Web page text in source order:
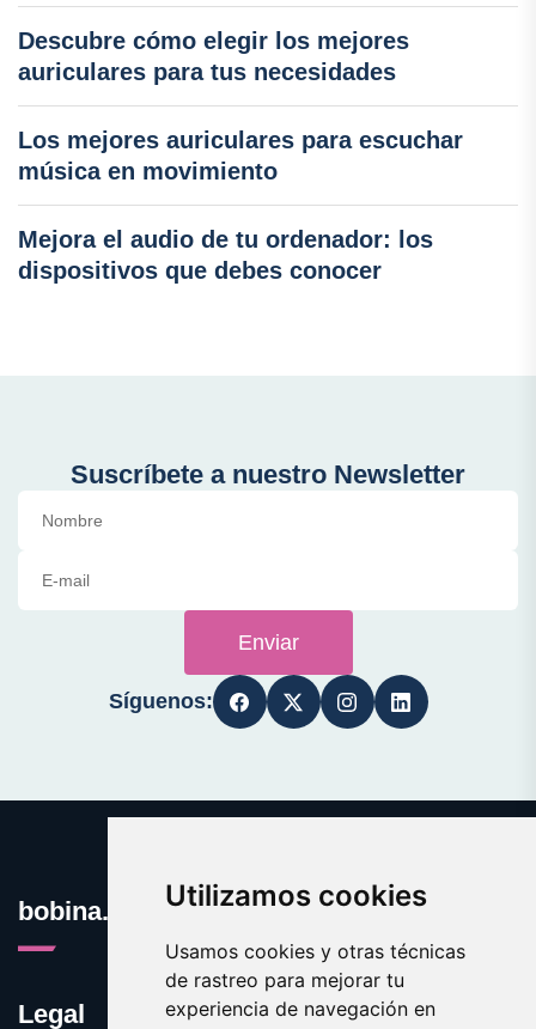
Utilizamos cookies
Usamos cookies y otras técnicas
de rastreo para mejorar tu
experiencia de navegación en
Descubre cómo elegir los mejores
auriculares para tus necesidades
Los mejores auriculares para escuchar
música en movimiento
Mejora el audio de tu ordenador: los
dispositivos que debes conocer
Suscríbete a nuestro Newsletter
Enviar
Síguenos:
bobina.es
Legal